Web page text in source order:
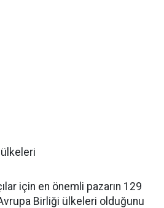
ülkeleri
için en önemli pazarın 129
Birliği ülkeleri olduğunu